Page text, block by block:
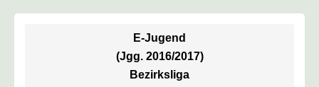
E-Jugend
(Jgg. 2016/2017)
Bezirksliga